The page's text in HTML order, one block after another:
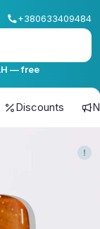
+380633409484
— free
Discounts